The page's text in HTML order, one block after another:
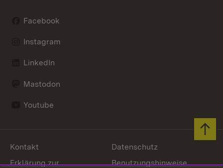
Facebook
Instagram
LinkedIn
Mastodon
Youtube
Kontakt
Datenschutz
Erklärung zur
Benutzungshinweise